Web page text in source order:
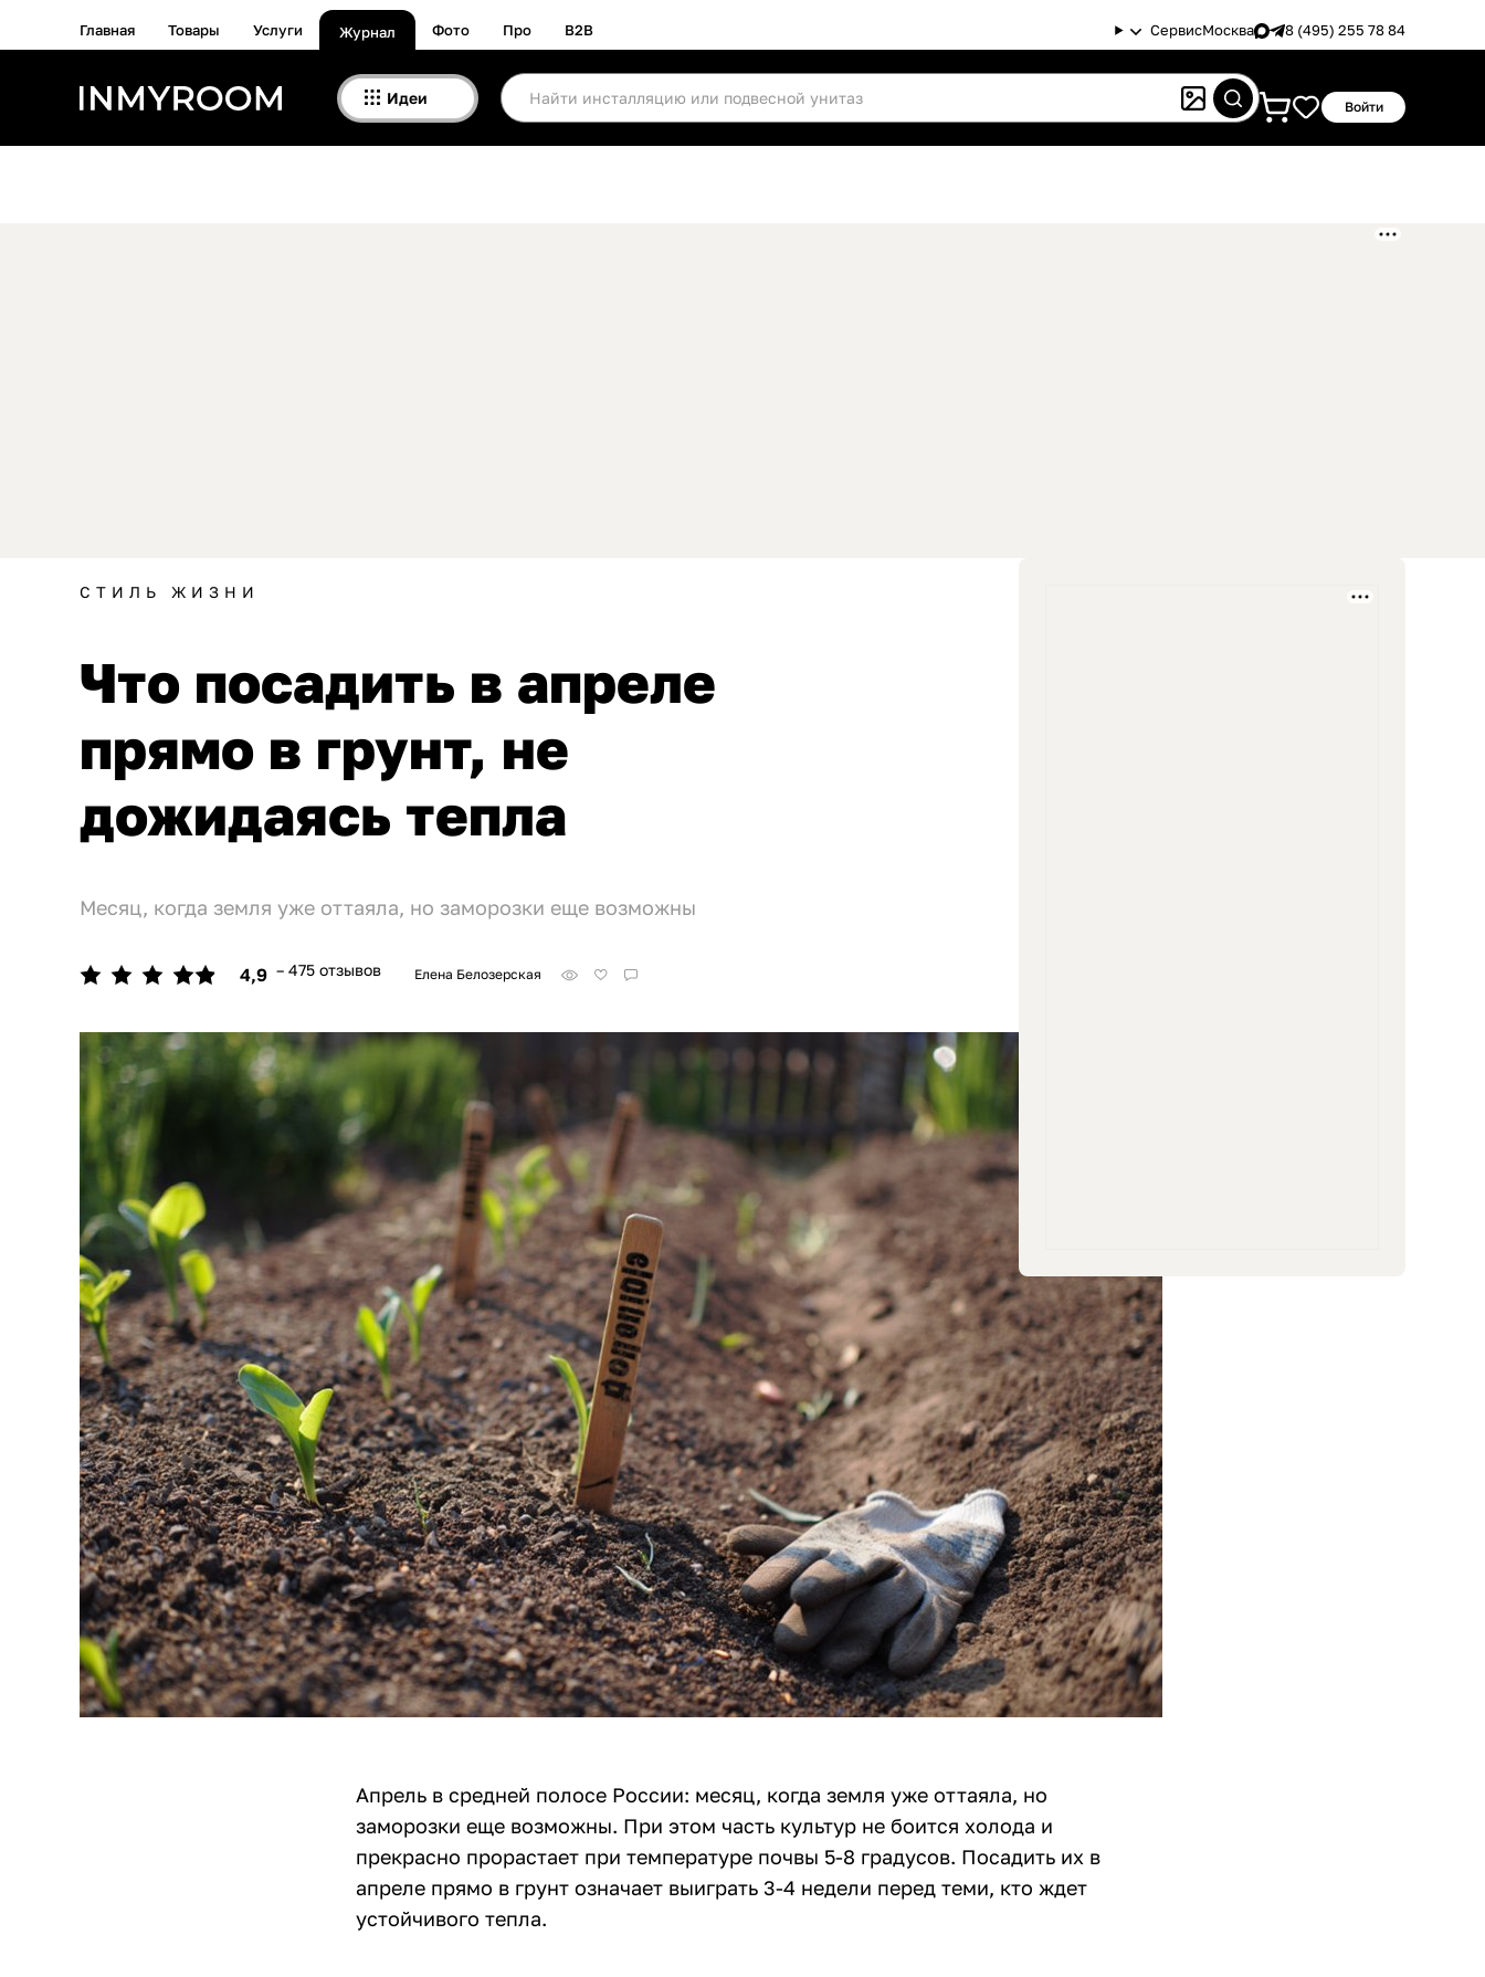
Главная Товары Услуги Журнал Фото Про B2B СервисМосква 8 (495) 255 78 84
Идеи Войти
СТИЛЬ ЖИЗНИ
Что посадить в апреле
прямо в грунт, не
дожидаясь тепла
Месяц, когда земля уже оттаяла, но заморозки еще возможны
4,9 – 475 отзывов Елена Белозерская
Апрель в средней полосе России: месяц, когда земля уже оттаяла, но
заморозки еще возможны. При этом часть культур не боится холода и
прекрасно прорастает при температуре почвы 5-8 градусов. Посадить их в
апреле прямо в грунт означает выиграть 3-4 недели перед теми, кто ждет
устойчивого тепла.